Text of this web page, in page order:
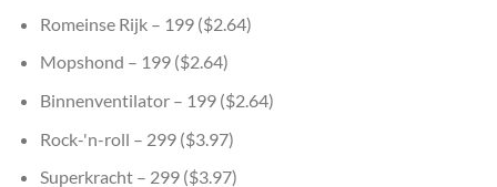
Romeinse Rijk – 199 ($2.64)
Mopshond – 199 ($2.64)
Binnenventilator – 199 ($2.64)
Rock-'n-roll – 299 ($3.97)
Superkracht – 299 ($3.97)